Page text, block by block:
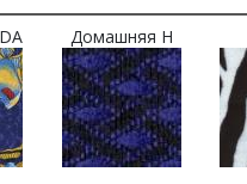
Домашняя H